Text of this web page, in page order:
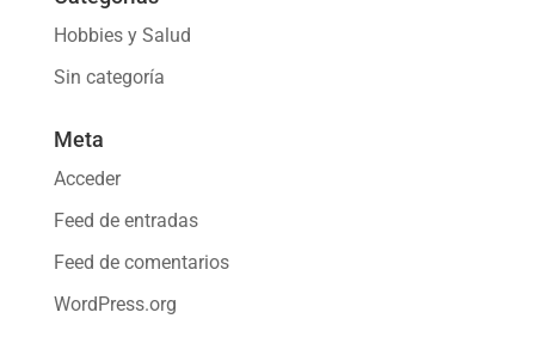
Hobbies y Salud
Sin categoría
Meta
Acceder
Feed de entradas
Feed de comentarios
WordPress.org